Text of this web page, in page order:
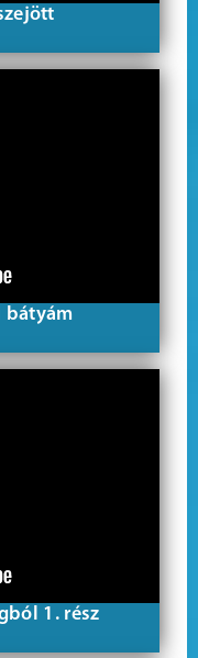
bátyám
1. rész